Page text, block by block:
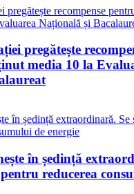
pregătește
media 10 la
în ședință
reducerea